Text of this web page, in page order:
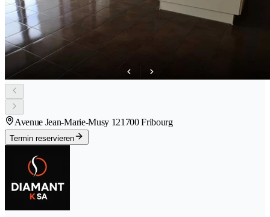
Avenue Jean-Marie-Musy 121700 Fribourg
Termin reservieren